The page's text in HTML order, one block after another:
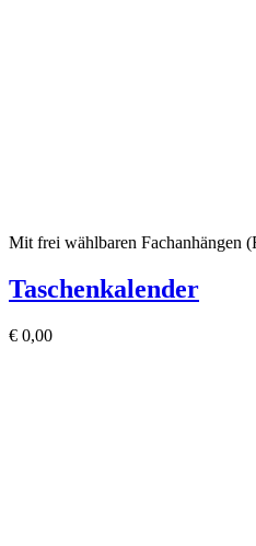
Mit frei wählbaren Fachanhängen
Taschenkalender
€ 0,00